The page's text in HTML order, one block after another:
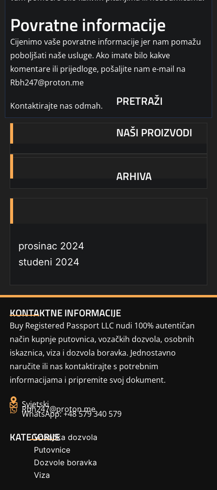
Povratne informacije
Cijenimo vaše povratne informacije jer nam pomažu
poboljšati naše usluge. Ako imate bilo kakve
komentare ili prijedloge, pošaljite nam e-mail na
Rbh247@proton.me
Kontaktirajte nas odmah.
PRETRAŽI
NAŠI PROIZVODI
ARHIVA
prosinac 2024
studeni 2024
KONTAKTNE INFORMACIJE
Buy Registered Passport LLC nudi 100% autentičan
način kupnje putovnica, vozačkih dozvola, osobnih
iskaznica, viza i dozvola boravka. Jednostavno
naručite ili nas kontaktirajte s potrebnim
informacijama i pripremite svoj dokument.
Svjetski
Rbh247@proton.me
WhatsApp: +48 579 340 579
KATEGORIJE
Vozačka dozvola
Putovnice
Dozvole boravka
Viza